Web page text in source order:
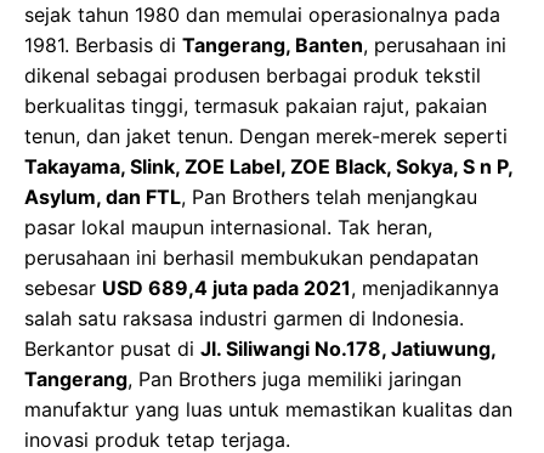
sejak tahun 1980 dan memulai operasionalnya pada
1981. Berbasis di Tangerang, Banten, perusahaan ini
dikenal sebagai produsen berbagai produk tekstil
berkualitas tinggi, termasuk pakaian rajut, pakaian
tenun, dan jaket tenun. Dengan merek-merek seperti
Takayama, Slink, ZOE Label, ZOE Black, Sokya, S n P,
Asylum, dan FTL, Pan Brothers telah menjangkau
pasar lokal maupun internasional. Tak heran,
perusahaan ini berhasil membukukan pendapatan
sebesar USD 689,4 juta pada 2021, menjadikannya
salah satu raksasa industri garmen di Indonesia.
Berkantor pusat di Jl. Siliwangi No.178, Jatiuwung,
Tangerang, Pan Brothers juga memiliki jaringan
manufaktur yang luas untuk memastikan kualitas dan
inovasi produk tetap terjaga.